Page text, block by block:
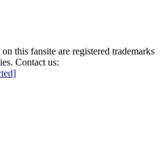
this fansite are registered trademarks
Contact us: